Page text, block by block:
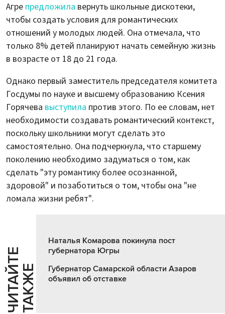
Агре предложила вернуть школьные дискотеки,
чтобы создать условия для романтических
отношений у молодых людей. Она отмечала, что
только 8% детей планируют начать семейную жизнь
в возрасте от 18 до 21 года.
Однако первый заместитель председателя комитета
Госдумы по науке и высшему образованию Ксения
Горячева выступила против этого. По ее словам, нет
необходимости создавать романтический контекст,
поскольку школьники могут сделать это
самостоятельно. Она подчеркнула, что старшему
поколению необходимо задуматься о том, как
сделать "эту романтику более осознанной,
здоровой" и позаботиться о том, чтобы она "не
ломала жизни ребят".
Ч
И
Т
АЙ
Т
Е
Т
А
К
ЖЕ
Наталья Комарова покинула пост
губернатора Югры
Губернатор Самарской области Азаров
объявил об отставке